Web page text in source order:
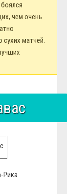
чем очень
сухих матчей.
Рика